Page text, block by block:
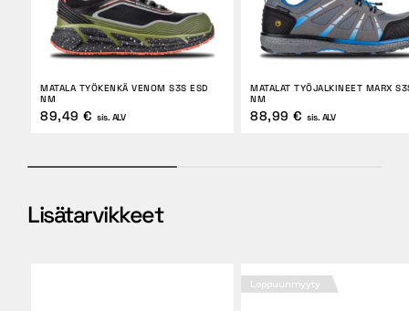
MATALA TYÖKENKÄ VENOM S3S ESD
NM
89,49 € sis. ALV
MATALAT TYÖJALKINEET MARX
NM
88,99 € sis. ALV
Lisätarvikkeet
Loppuunmyyty